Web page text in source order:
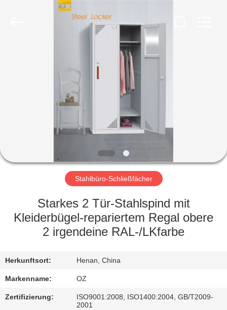
PRODUKTE
FABRIK-
AUSFLUG
QUALITÄTSKONTROLLE
SIE
MIT
UNS
Stahlbüro-Schließfächer
Starkes 2 Tür-Stahlspind mit
Kleiderbügel-repariertem Regal obere
2 irgendeine RAL-/LKfarbe
Herkunftsort: Henan, China
Markenname: OZ
Zertifizierung:
ISO9001:2008, ISO1400:2004, GB/T2009-
2001